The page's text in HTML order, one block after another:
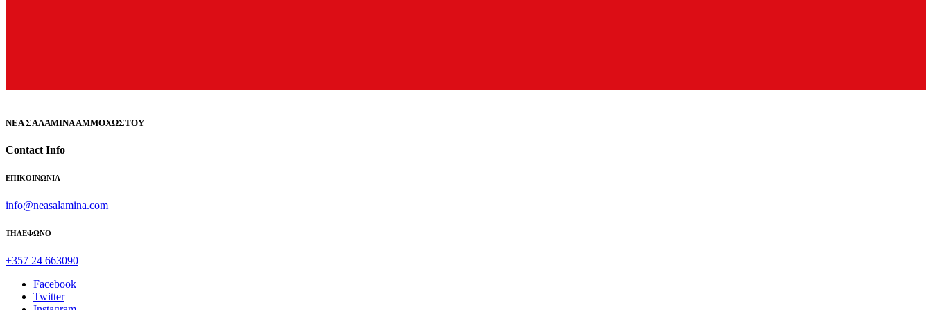
ΝΕΑ ΣΑΛΑΜΙΝΑ ΑΜΜΟΧΩΣΤΟΥ
Contact Info
ΕΠΙΚΟΙΝΩΝΙΑ
info@neasalamina.com
ΤΗΛΕΦΩΝΟ
+357 24 663090
Facebook
Twitter